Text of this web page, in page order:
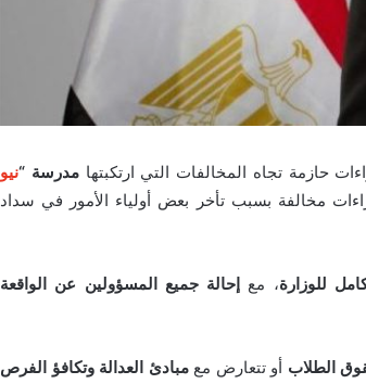
حازمة تجاه المخالفات التي ارتكبتهامدرسة “نيو
مخالفة بسبب تأخر بعض أولياء الأمور في سداد
للوزارة، مع إحالة جميع المسؤولين عن الواقعة
الطلاب أو تتعارض معمبادئ العدالة وتكافؤ الفرص